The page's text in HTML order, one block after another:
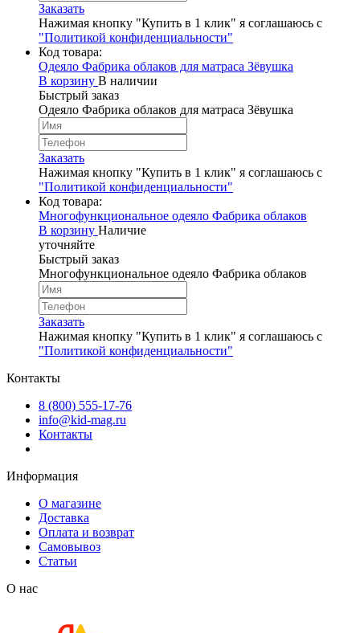
Заказать
Нажимая кнопку "Купить в 1 клик" я соглашаюсь с
"Политикой конфиденциальности"
Код товара:
Одеяло Фабрика облаков для матраса Зёвушка
В корзину В наличии
Быстрый заказ
Одеяло Фабрика облаков для матраса Зёвушка
Заказать
Нажимая кнопку "Купить в 1 клик" я соглашаюсь с
"Политикой конфиденциальности"
Код товара:
Многофункциональное одеяло Фабрика облаков
В корзину Наличие
уточняйте
Быстрый заказ
Многофункциональное одеяло Фабрика облаков
Заказать
Нажимая кнопку "Купить в 1 клик" я соглашаюсь с
"Политикой конфиденциальности"
Контакты
8 (800) 555-17-76
info@kid-mag.ru
Контакты
Информация
О магазине
Доставка
Оплата и возврат
Самовывоз
Статьи
О нас